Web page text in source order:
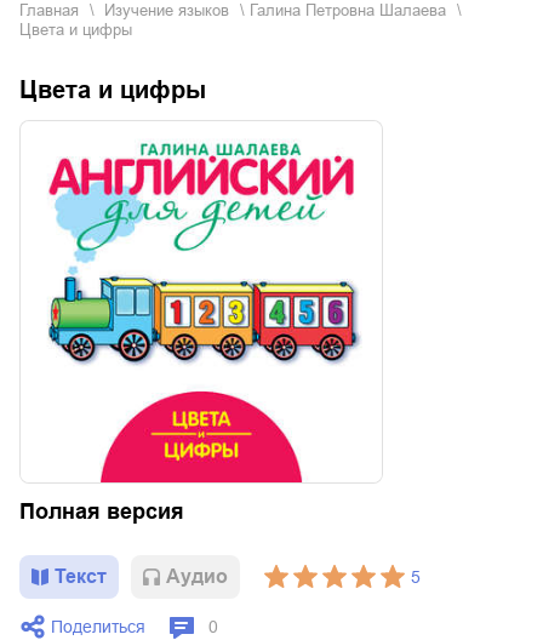
Главная изучение языков
Галина Петровна Шалаева
Цвета и цифры
Цвета и цифры
Полная версия
Текст Aудио 5
Поделиться 0